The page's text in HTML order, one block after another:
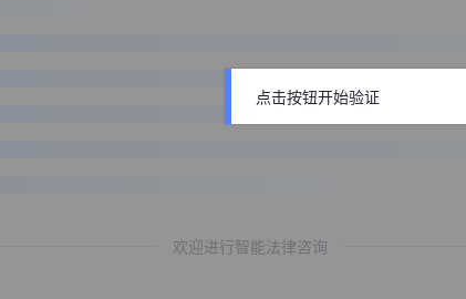
欢迎进行智能法律咨询
点击按钮开始验证